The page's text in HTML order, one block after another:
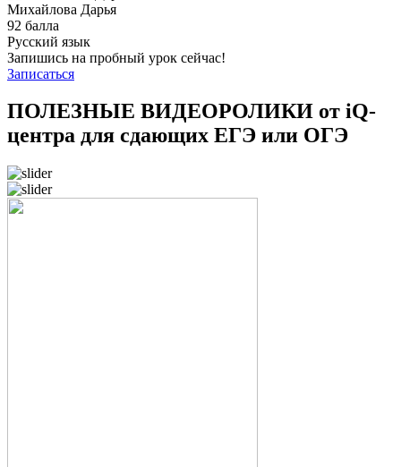
Михайлова Дарья
92 балла
Русский язык
Запишись на пробный урок сейчас!
Записаться
ПОЛЕЗНЫЕ ВИДЕОРОЛИКИ от iQ-
центра для сдающих ЕГЭ или ОГЭ